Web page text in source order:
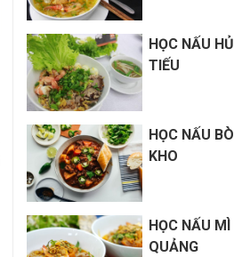
HỌC NẤU HỦ
TIẾU
HỌC NẤU BÒ
KHO
HỌC NẤU MÌ
QUẢNG